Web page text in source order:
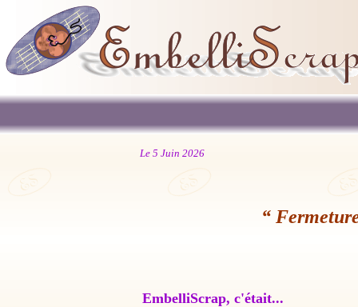
Le 5 Juin 2026
“
EmbelliScrap, c'était...